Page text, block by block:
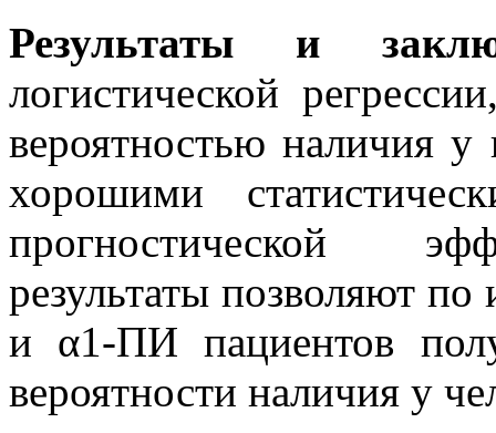
Результаты и
логистической
вероятностью наличия
хорошими
прогностической
результаты позволяют
и α1-ПИ пациентов
вероятности наличия у